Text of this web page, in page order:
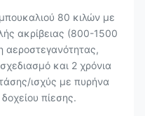
80 κιλών με
ακρίβειας (800-1500
αεροστεγανότητας,
και 2 χρόνια
ισχύς με πυρήνα
πίεσης.